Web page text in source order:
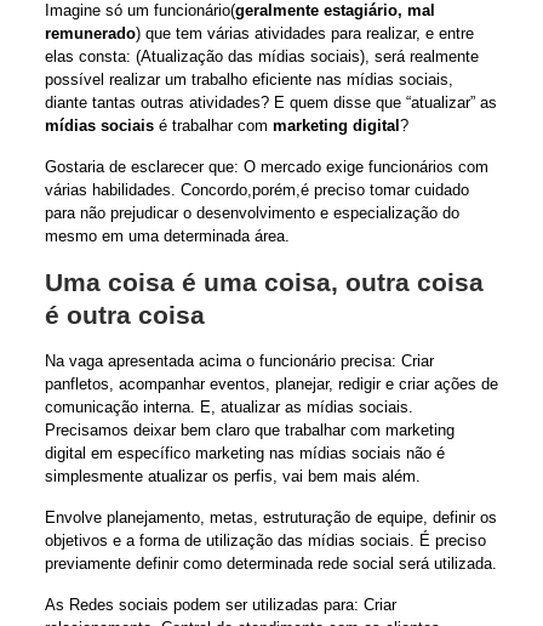
Imagine só um funcionário(geralmente estagiário, mal
remunerado) que tem várias atividades para realizar, e entre
elas consta: (Atualização das mídias sociais), será realmente
possível realizar um trabalho eficiente nas mídias sociais,
diante tantas outras atividades? E quem disse que “atualizar” as
mídias sociaisé trabalhar com marketing digital ?
Gostaria de esclarecer que: O mercado exige funcionários com
várias habilidades. Concordo,porém,é preciso tomar cuidado
para não prejudicar o desenvolvimento e especialização do
mesmo em uma determinada área.
Uma coisa é uma coisa, outra coisa
é outra coisa
Na vaga apresentada acima o funcionário precisa: Criar
panfletos, acompanhar eventos, planejar, redigir e criar ações de
comunicação interna. E, atualizar as mídias sociais.
Precisamos deixar bem claro que trabalhar com marketing
digital em específico marketing nas mídias sociais não é
simplesmente atualizar os perfis, vai bem mais além.
Envolve planejamento, metas, estruturação de equipe, definir os
objetivos e a forma de utilização das mídias sociais. É preciso
previamente definir como determinada rede social será utilizada.
As Redes sociais podem ser utilizadas para: Criar